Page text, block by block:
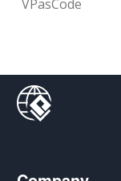
VPasCode